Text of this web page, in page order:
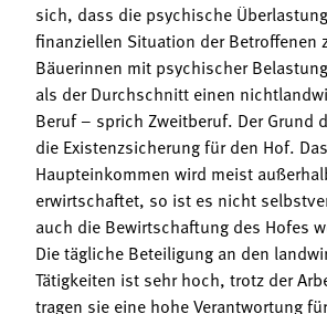
sich, dass die psychische
finanziellen Situation der Betroffenen
Bäuerinnen mit psychischer
als der Durchschnitt einen
Beruf – sprich Zweitberuf. Der Grund
die Existenzsicherung für den Hof. Das
Haupteinkommen wird meist
erwirtschaftet, so ist es nicht
auch die Bewirtschaftung des Hofes
Die tägliche Beteiligung an den
Tätigkeiten ist sehr hoch, trotz der
tragen sie eine hohe Verantwortung